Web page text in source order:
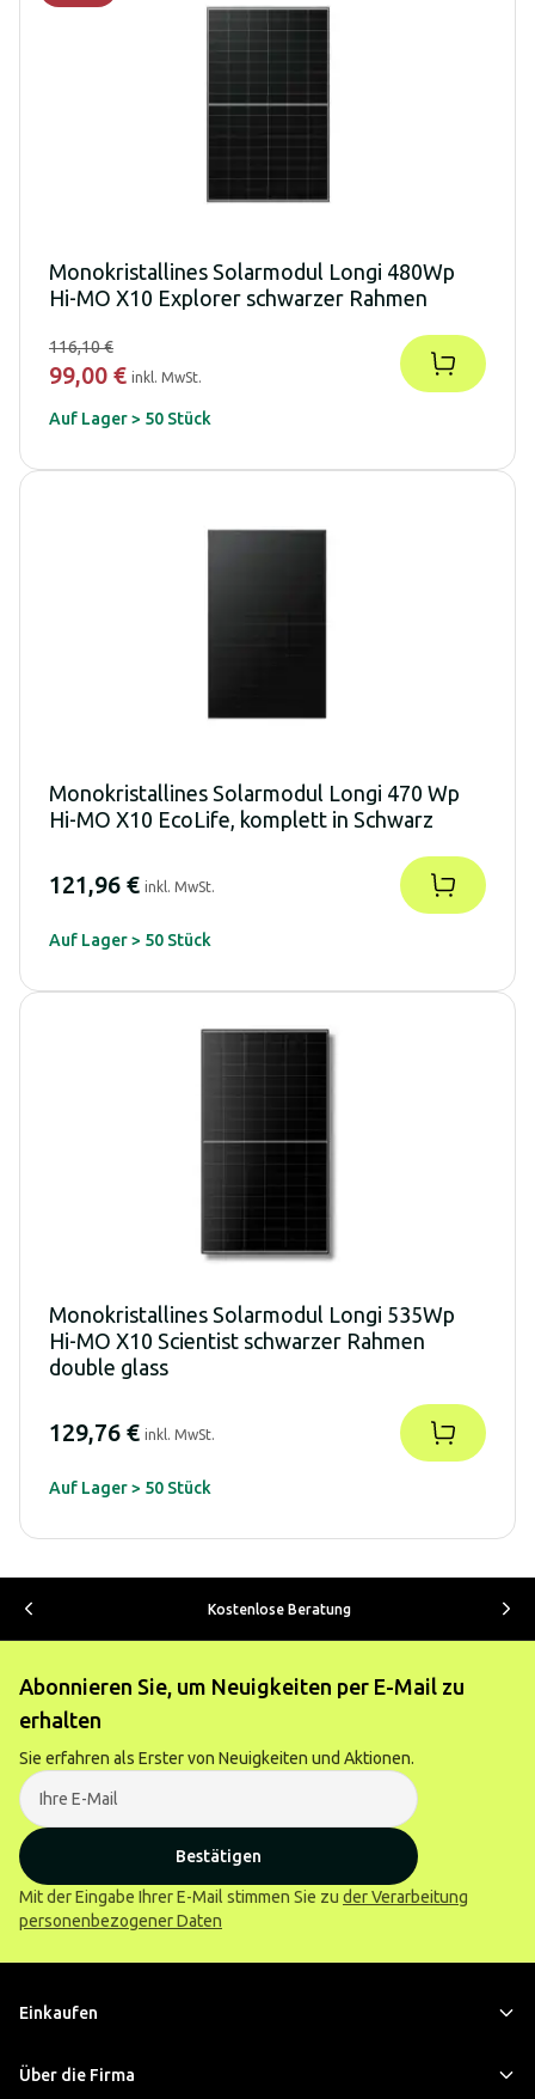
Monokristallines Solarmodul Longi 480Wp
Hi-MO X10 Explorer schwarzer Rahmen
116,10 €
99,00 € inkl. MwSt.
Auf Lager > 50 Stück
Monokristallines Solarmodul Longi 470 Wp
Hi-MO X10 EcoLife, komplett in Schwarz
121,96 € inkl. MwSt.
Auf Lager > 50 Stück
Monokristallines Solarmodul Longi 535Wp
Hi-MO X10 Scientist schwarzer Rahmen
double glass
129,76 € inkl. MwSt.
Auf Lager > 50 Stück
Kostenlose Beratung
Abonnieren Sie, um Neuigkeiten per E-Mail zu
erhalten
Sie erfahren als Erster von Neuigkeiten und Aktionen.
Bestätigen
Mit der Eingabe Ihrer E-Mail stimmen Sie zu der Verarbeitung
personenbezogener Daten
Einkaufen
Über die Firma